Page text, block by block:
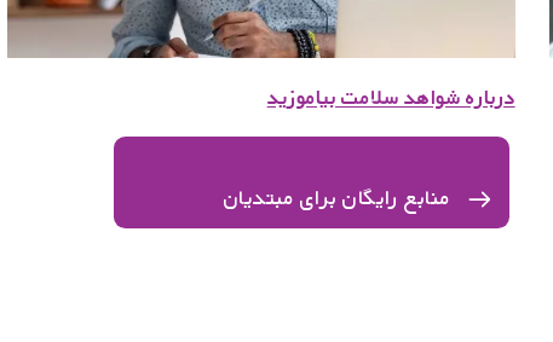
درباره شواهد سلامت بیاموزید
منابع رایگان برای مبتدیان